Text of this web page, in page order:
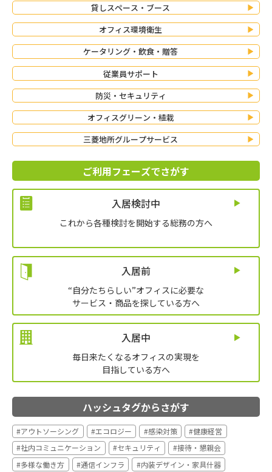
貸しスペース・ブース
オフィス環境衛生
ケータリング・飲食・贈答
従業員サポート
防災・セキュリティ
オフィスグリーン・植栽
三菱地所グループサービス
ご利用フェーズでさがす
入居検討中
これから各種検討を開始する総務の方へ
入居前
“自分たちらしい”オフィスに必要な
サービス・商品を探している方へ
入居中
毎日来たくなるオフィスの実現を
目指している方へ
ハッシュタグからさがす
#アウトソーシング #エコロジー #感染対策
#健康経営
#社内コミュニケーション
#セキュリティ
#接待・懇親会
#多様な働き方
#通信インフラ
#内装デザイン・家具什器